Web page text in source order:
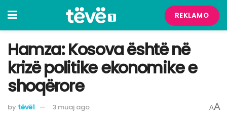
REKLAMO
Hamza: Kosova është në
krizë politike ekonomike e
shoqërore
by tëvë1 3 muaj ago AA